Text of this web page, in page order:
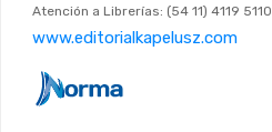
Atención a Librerías: (54 11) 4119 5110
www.editorialkapelusz.com